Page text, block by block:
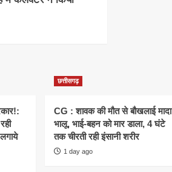
छत्तीसगढ़
CG : शावक की मौत से बौखलाई मादा
भालू, भाई-बहन को मार डाला, 4 घंटे
तक चीरती रही इंसानी शरीर
1 day ago